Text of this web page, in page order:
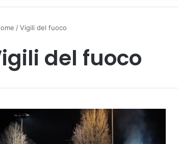
/Vigili del fuoco
del fuoco